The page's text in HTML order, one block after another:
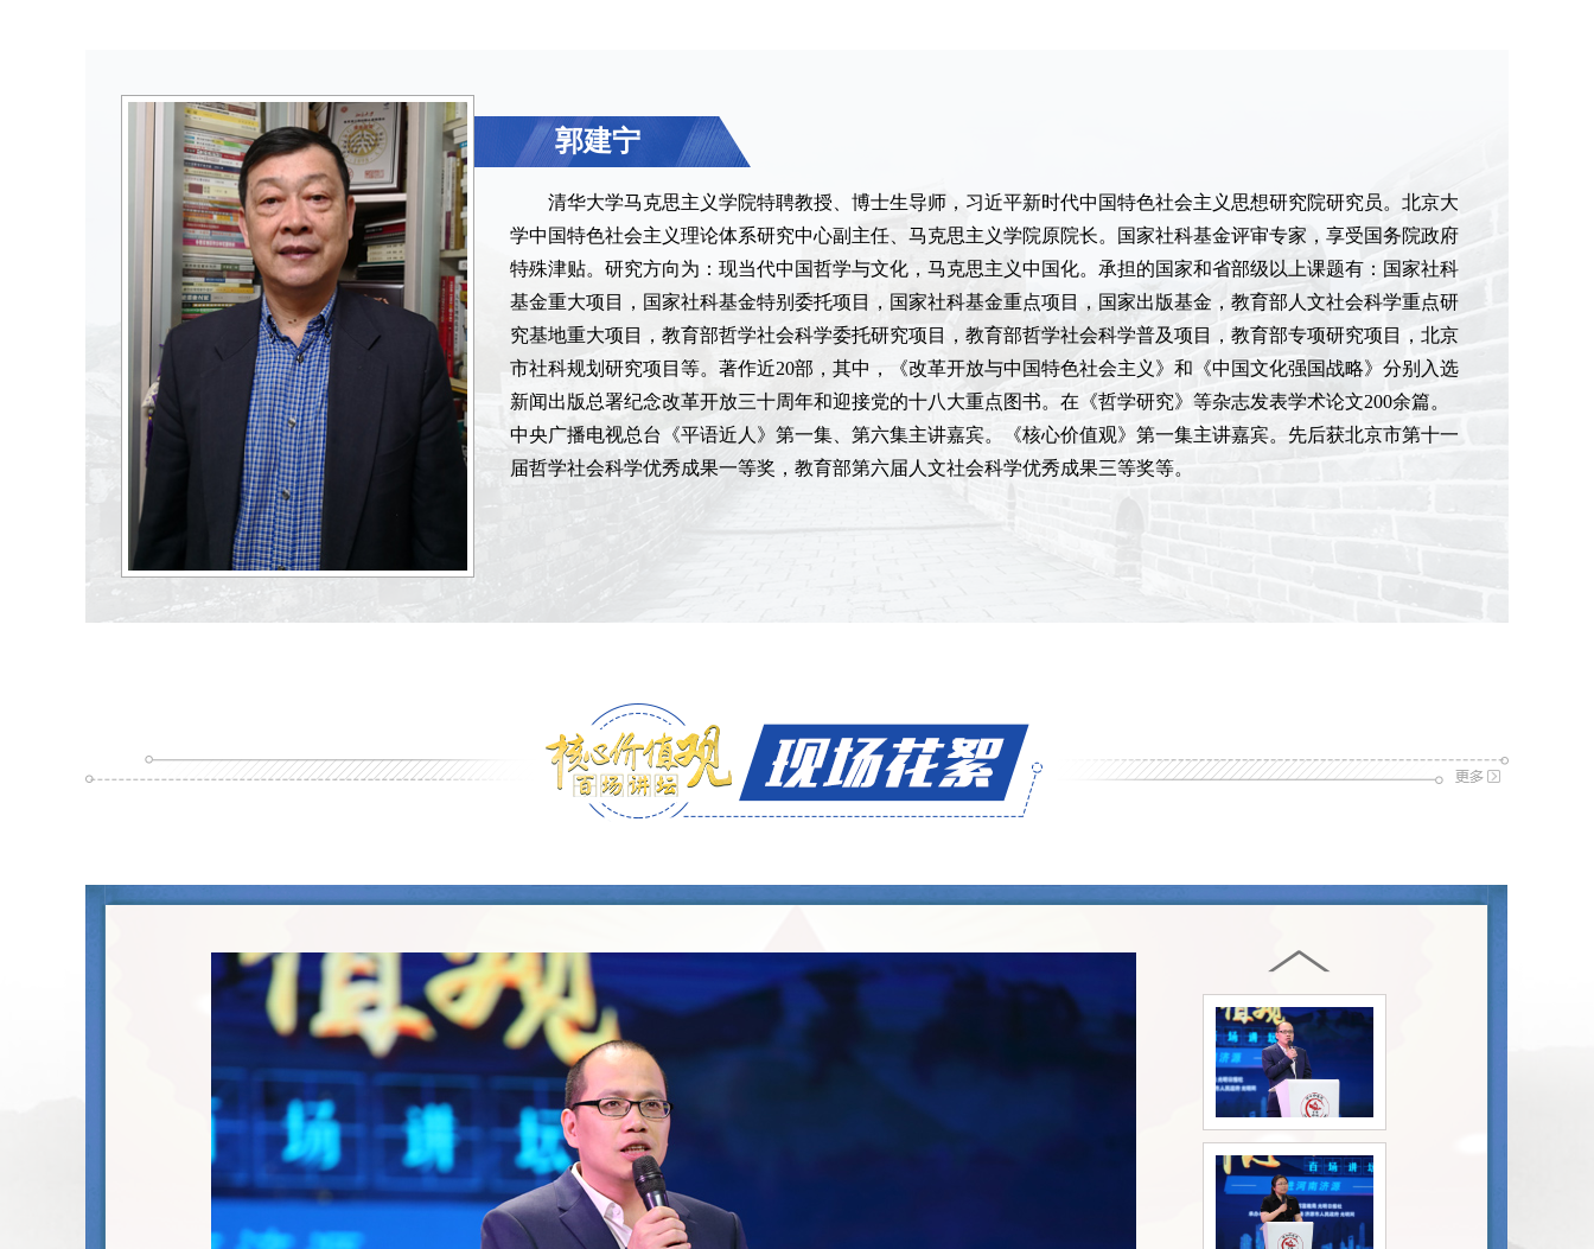
郭建宁
清华大学马克思主义学院特聘教授、博士生导师，习近平新时代中国特色社会主义思想研究院研究员。北京大
学中国特色社会主义理论体系研究中心副主任、马克思主义学院原院长。国家社科基金评审专家，享受国务院政府
特殊津贴。研究方向为：现当代中国哲学与文化，马克思主义中国化。承担的国家和省部级以上课题有：国家社科
基金重大项目，国家社科基金特别委托项目，国家社科基金重点项目，国家出版基金，教育部人文社会科学重点研
究基地重大项目，教育部哲学社会科学委托研究项目，教育部哲学社会科学普及项目，教育部专项研究项目，北京
市社科规划研究项目等。著作近20部，其中，《改革开放与中国特色社会主义》和《中国文化强国战略》分别入选
新闻出版总署纪念改革开放三十周年和迎接党的十八大重点图书。在《哲学研究》等杂志发表学术论文200余篇。
中央广播电视总台《平语近人》第一集、第六集主讲嘉宾。《核心价值观》第一集主讲嘉宾。先后获北京市第十一
届哲学社会科学优秀成果一等奖，教育部第六届人文社会科学优秀成果三等奖等。